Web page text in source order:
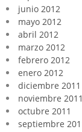
junio 2012
mayo 2012
abril 2012
marzo 2012
febrero 2012
enero 2012
diciembre 2011
noviembre 2011
octubre 2011
septiembre